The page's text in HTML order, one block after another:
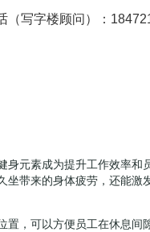
（写字楼顾问）：
身元素成为提升工作效率和
坐带来的身体疲劳，还能激
置，可以方便员工在休息间